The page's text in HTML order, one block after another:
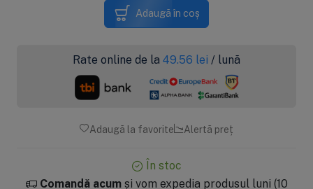
Adaugă în coș
Rate online de la 49.56 lei / lună
Adaugă la favorite Alertă preț
În stoc
Comandă acumși vom expedia produsul luni (10